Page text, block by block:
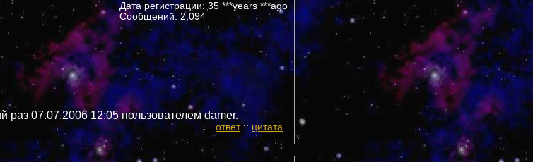
Дата регистрации: 35 ***years ***ago
Сообщений: 2,094
раз 07.07.2006 12:05 пользователем damer.
ответ::цитата